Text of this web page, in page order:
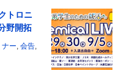
トロニ
野開拓
ンの
料・デ
ナー, 会告,